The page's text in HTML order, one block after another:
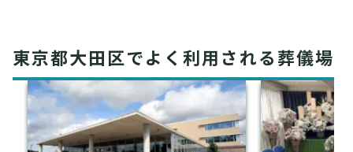
東京都大田区でよく利用される葬儀場